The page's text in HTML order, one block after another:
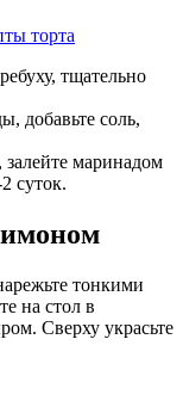
торта
тщательно
добавьте соль,
маринадом
суток.
тонкими
на стол в
Сверху украсьте